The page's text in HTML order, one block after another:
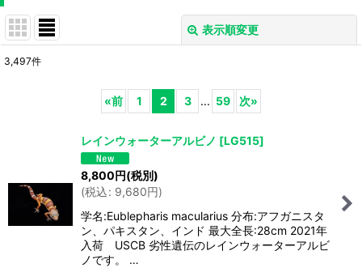
表示順変更
3,497件
«前 1 2 3 ... 59 次»
レインウォーターアルビノ [LG515]
8,800円(税別)
(税込: 9,680円)
学名:Eublepharis macularius 分布:アフガニスタ
ン、パキスタン、インド 最大全長:28cm 2021年
入荷 USCB 劣性遺伝のレインウォーターアルビ
ノです。 …